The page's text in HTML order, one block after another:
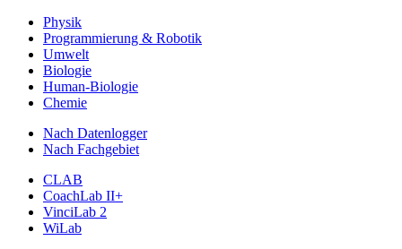
Physik
Programmierung & Robotik
Umwelt
Biologie
Human-Biologie
Chemie
Nach Datenlogger
Nach Fachgebiet
CLAB
CoachLab II+
VinciLab 2
WiLab